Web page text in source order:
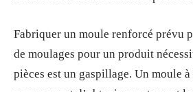
Fabriquer un moule renforcé prévu
de moulages pour un produit
pièces est un gaspillage. Un moule